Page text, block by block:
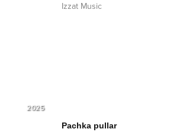
Izzat Music
2025
Pachka pullar